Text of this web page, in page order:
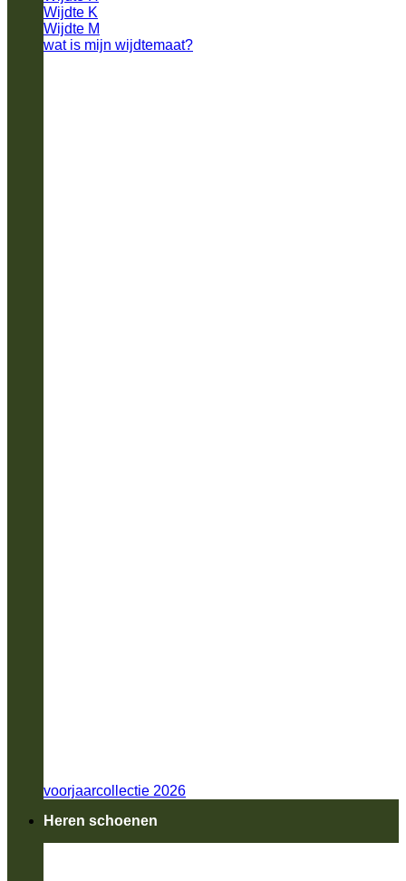
Wijdte K
Wijdte M
wat is mijn wijdtemaat?
voorjaarcollectie 2026
Heren schoenen